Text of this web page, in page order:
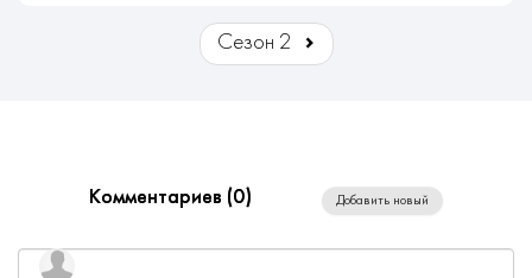
Сезон 2
Комментариев (0) Добавить новый